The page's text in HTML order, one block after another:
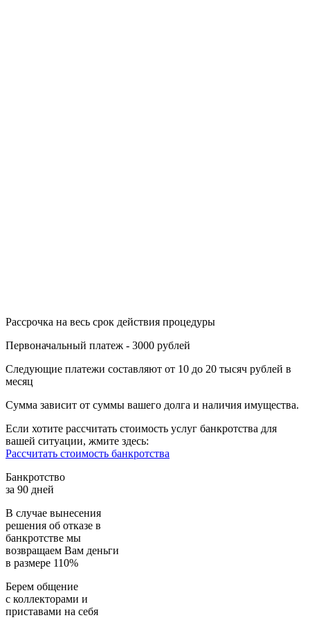
Рассрочка на весь срок действия процедуры
Первоначальный платеж - 3000 рублей
Следующие платежи составляют от 10 до 20 тысяч рублей в
месяц
Сумма зависит от суммы вашего долга и наличия имущества.
Если хотите рассчитать стоимость услуг банкротства для
вашей ситуации, жмите здесь:
Рассчитать стоимость банкротства
Банкротство
за 90 дней
В случае вынесения
решения об отказе в
банкротстве мы
возвращаем Вам деньги
в размере 110%
Берем общение
с коллекторами и
приставами на себя